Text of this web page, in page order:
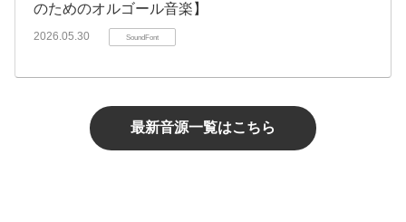
のためのオルゴール音楽】
2026.05.30 SoundFont
最新音源一覧はこちら